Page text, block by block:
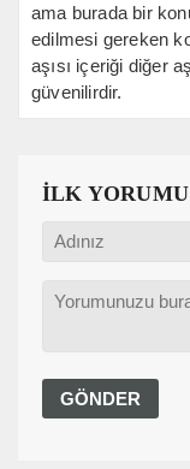
ama burada bir
edilmesi gereken
aşısı içeriği diğer
güvenilirdir.
İLK